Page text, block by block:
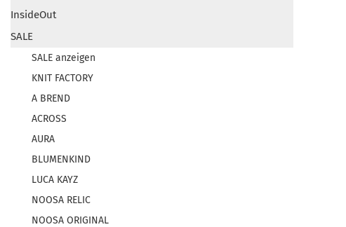
InsideOut
SALE
SALE anzeigen
KNIT FACTORY
A BREND
ACROSS
AURA
BLUMENKIND
LUCA KAYZ
NOOSA RELIC
NOOSA ORIGINAL